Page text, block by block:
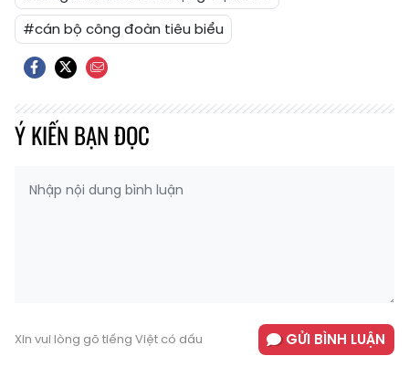
#cán bộ công đoàn tiêu biểu
Ý KIẾN BẠN ĐỌC
Xin vui lòng gõ tiếng Việt có dấu GỬI BÌNH LUẬN